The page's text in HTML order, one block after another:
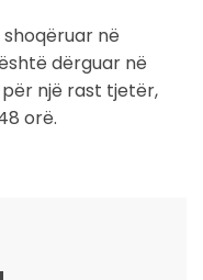
në
dërguar në
një rast tjetër,
orë.